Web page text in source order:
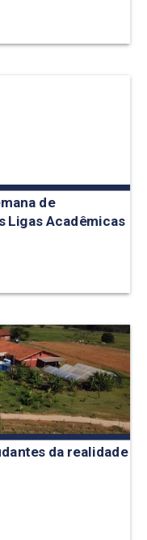
de
Ligas Acadêmicas
da realidade